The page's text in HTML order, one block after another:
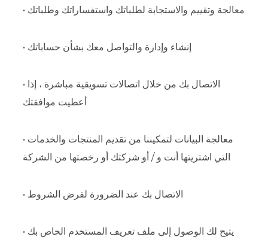
• معالجة وتقييم والاستجابة لطلباتك واستفساراتك وطلباتك
• إنشاء وإدارة والتواصل معك بشأن حساباتك
• الاتصال بك من خلال اتصالات تسويقية مباشرة ، إذا
أعطيت موافقتك
• معالجة البيانات لتمكيننا من تقديم المنتجات والخدمات
التي اشتريتها أنت و / أو شركتك أو رخصتها من الشركة
• الاتصال بك عند الضرورة لفرض الشروط
• يتيح لك الوصول إلى ملف تعريف المستخدم الخاص بك